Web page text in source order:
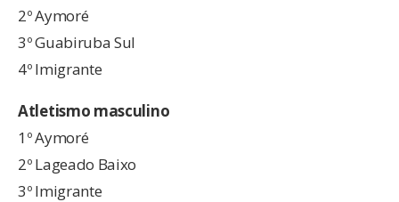
2º Aymoré
3º Guabiruba Sul
4º Imigrante
Atletismo masculino
1º Aymoré
2º Lageado Baixo
3º Imigrante